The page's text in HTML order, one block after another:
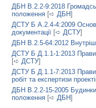
ДБН В.2.2-9:2018
положення [➪ ДБН]
ДСТУ Б А.2.4-4:2009
документації [➪ ДСТУ]
ДБН В.2.5-64:2012
ДСТУ Б Д.1.1-1:2013
[➪ ДСТУ]
ДСТУ Б Д.1.1-7:2013
робіт та експертизи
ДБН В.2.2-15-2005
положення [➪ ДБН]